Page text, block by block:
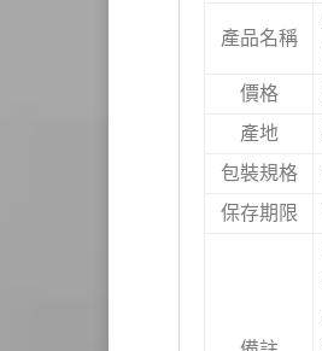
產品名稱
價格
產地
包裝規格
保存期限